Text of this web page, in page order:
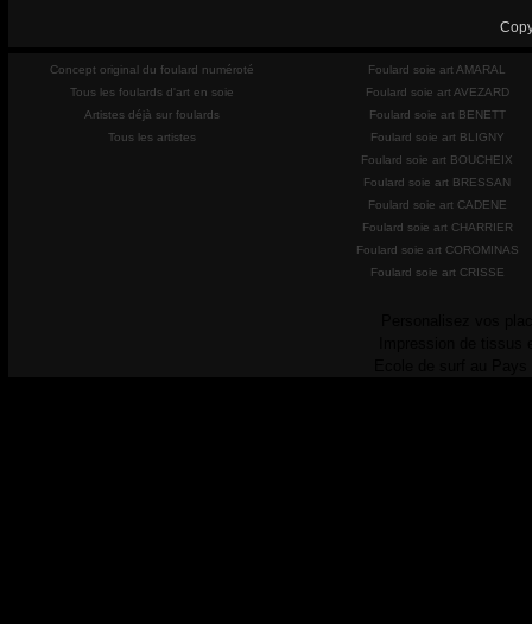
Concept original du foulard numéroté
Tous les foulards d'art en soie
Artistes déjà sur foulards
Tous les artistes
Foulard soie art AMARAL
Foulard soie art AVEZARD
Foulard soie art BENETT
Foulard soie art BLIGNY
Foulard soie art BOUCHEIX
Foulard soie art BRESSAN
Foulard soie art CADENE
Foulard soie art CHARRIER
Foulard soie art COROMINAS
Foulard soie art CRISSE